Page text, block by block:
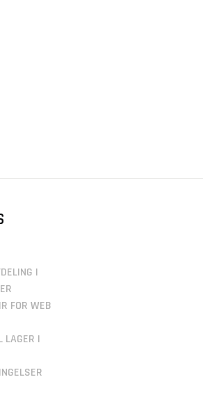
I
FOR WEB
LAGER I